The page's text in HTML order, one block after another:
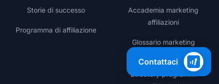
Storie di successo
Programma di affiliazione
Accademia marketing
affiliazioni
Glossario marketing
Directory programmi
Contattaci